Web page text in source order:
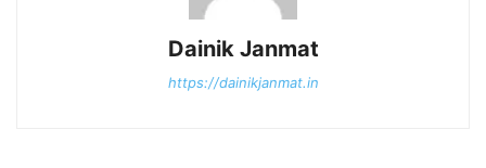
Dainik Janmat
https://dainikjanmat.in